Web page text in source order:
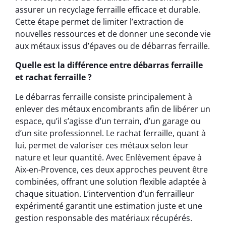
assurer un recyclage ferraille efficace et durable.
Cette étape permet de limiter l’extraction de
nouvelles ressources et de donner une seconde vie
aux métaux issus d’épaves ou de débarras ferraille.
Quelle est la différence entre débarras ferraille
et rachat ferraille ?
Le débarras ferraille consiste principalement à
enlever des métaux encombrants afin de libérer un
espace, qu’il s’agisse d’un terrain, d’un garage ou
d’un site professionnel. Le rachat ferraille, quant à
lui, permet de valoriser ces métaux selon leur
nature et leur quantité. Avec Enlèvement épave à
Aix-en-Provence, ces deux approches peuvent être
combinées, offrant une solution flexible adaptée à
chaque situation. L’intervention d’un ferrailleur
expérimenté garantit une estimation juste et une
gestion responsable des matériaux récupérés.